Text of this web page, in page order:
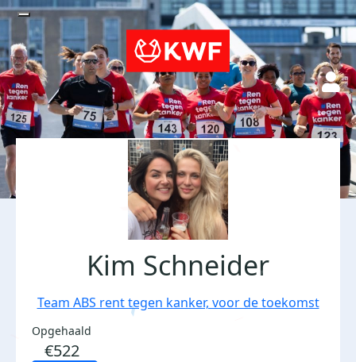
Kim Schneider
Team ABS rent tegen kanker, voor de toekomst
Opgehaald
€522